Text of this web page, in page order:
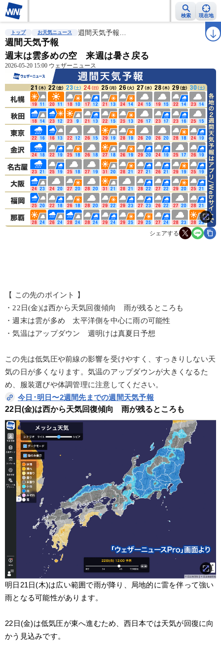
検索 現在地
雨雲レーダー 台風情報 地震情報 ラ
トップ お天気ニュース 週間天気予報…
週間天気予報
週末は雲多めの空 来週は暑さ戻る
2026-05-20 15:00 ウェザーニュース
シェアする
【 この先のポイント 】
・22日(金)は西から天気回復傾向 雨が残るところも
・週末は雲が多め 太平洋側を中心に雨の可能性
・気温はアップダウン 週明けは真夏日予想
この先は低気圧や前線の影響を受けやすく、すっきりしない天
気の日が多くなります。気温のアップダウンが大きくなるた
め、服装選びや体調管理に注意してください。
今日･明日〜2週間先までの週間天気予報
22日(金)は西から天気回復傾向　雨が残るところも
明日21日(木)は広い範囲で雨が降り、局地的に雷を伴って強い
雨となる可能性があります。
22日(金)は低気圧が東へ進むため、西日本では天気が回復に向
かう見込みです。